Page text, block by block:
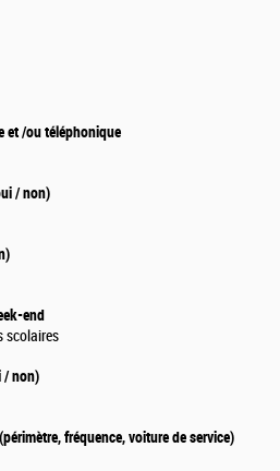
et /ou téléphonique
/ non)
end
scolaires
/ non)
fréquence, voiture de service)